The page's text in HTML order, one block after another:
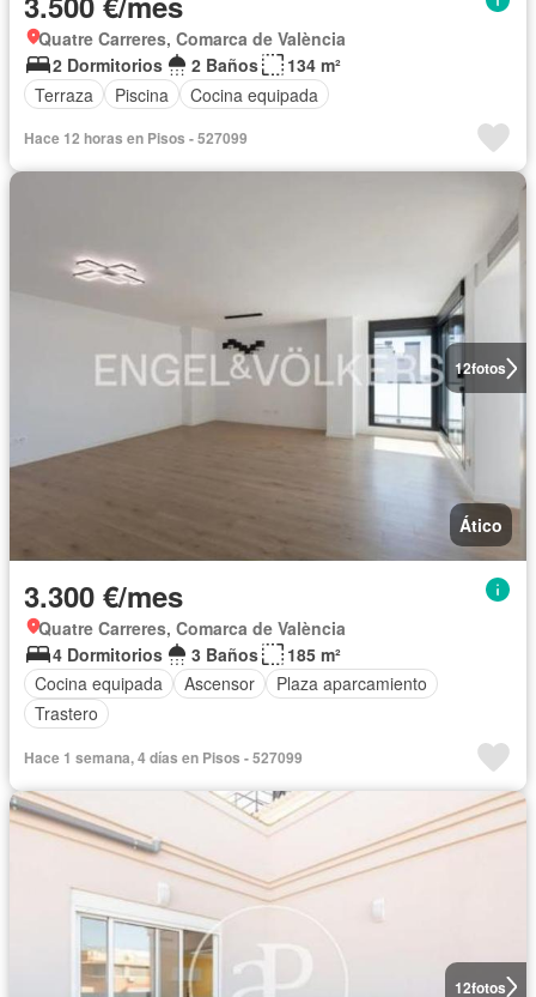
Quatre Carreres, Comarca de València
2 Dormitorios
2 Baños
134 m²
Terraza
Piscina Cocina equipada
Hace 12 horas en Pisos - 527099
12fotos
Ático
3.300 €/mes
Quatre Carreres, Comarca de València
4 Dormitorios
3 Baños
185 m²
Cocina equipada
Ascensor
Plaza aparcamiento
Trastero
Hace 1 semana, 4 días en Pisos - 527099
12fotos